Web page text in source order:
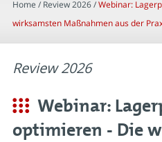
Home / Review 2026 /Webinar:
wirksamsten Maßnahmen aus der
Review 2026
Webinar:
optimieren - Die